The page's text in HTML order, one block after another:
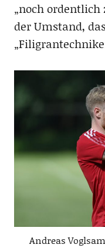
„noch
der Umstand,
Andreas